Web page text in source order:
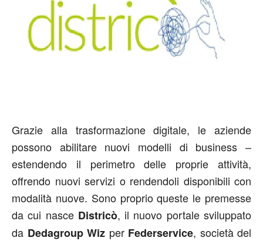
Grazie alla trasformazione digitale, le aziende
possono abilitare nuovi modelli di business –
estendendo il perimetro delle proprie attività,
offrendo nuovi servizi o rendendoli disponibili con
modalità nuove. Sono proprio queste le premesse
da cui nasce Districò, il nuovo portale sviluppato
da Dedagroup Wiz per Federservice, società del